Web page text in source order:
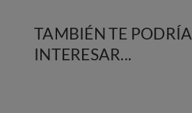
TAMBIÉN TE PODRÍA
INTERESAR...